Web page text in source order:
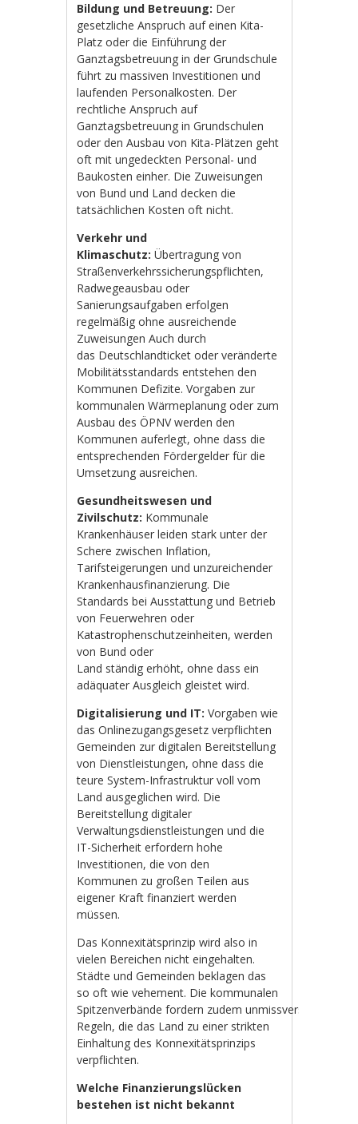
Bildung und Betreuung: Der
gesetzliche Anspruch auf einen Kita-
Platz oder die Einführung der
Ganztagsbetreuung in der Grundschule
führt zu massiven Investitionen und
laufenden Personalkosten. Der
rechtliche Anspruch auf
Ganztagsbetreuung in Grundschulen
oder den Ausbau von Kita-Plätzen geht
oft mit ungedeckten Personal- und
Baukosten einher. Die Zuweisungen
von Bund und Land decken die
tatsächlichen Kosten oft nicht.
Verkehr und
Klimaschutz: Übertragung von
Straßenverkehrssicherungspflichten,
Radwegeausbau oder
Sanierungsaufgaben erfolgen
regelmäßig ohne ausreichende
Zuweisungen Auch durch
das Deutschlandticket oder veränderte
Mobilitätsstandards entstehen den
Kommunen Defizite. Vorgaben zur
kommunalen Wärmeplanung oder zum
Ausbau des ÖPNV werden den
Kommunen auferlegt, ohne dass die
entsprechenden Fördergelder für die
Umsetzung ausreichen.
Gesundheitswesen und
Zivilschutz: Kommunale
Krankenhäuser leiden stark unter der
Schere zwischen Inflation,
Tarifsteigerungen und unzureichender
Krankenhausfinanzierung. Die
Standards bei Ausstattung und Betrieb
von Feuerwehren oder
Katastrophenschutzeinheiten, werden
von Bund oder
Land ständig erhöht, ohne dass ein
adäquater Ausgleich gleistet wird.
Digitalisierung und IT: Vorgaben wie
das Onlinezugangsgesetz verpflichten
Gemeinden zur digitalen Bereitstellung
von Dienstleistungen, ohne dass die
teure System-Infrastruktur voll vom
Land ausgeglichen wird. Die
Bereitstellung digitaler
Verwaltungsdienstleistungen und die
IT-Sicherheit erfordern hohe
Investitionen, die von den
Kommunen zu großen Teilen aus
eigener Kraft finanziert werden
müssen.
Das Konnexitätsprinzip wird also in
vielen Bereichen nicht eingehalten.
Städte und Gemeinden beklagen das
so oft wie vehement. Die kommunalen
Spitzenverbände fordern zudem unmissverständliche
Regeln, die das Land zu einer strikten
Einhaltung des Konnexitätsprinzips
verpflichten.
Welche Finanzierungslücken
bestehen ist nicht bekannt